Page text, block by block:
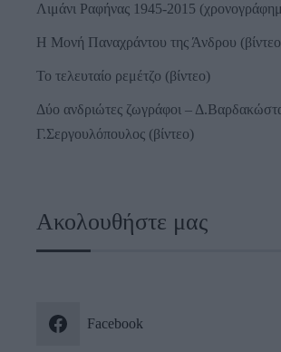
Λιμάνι Ραφήνας 1945-2015
Η Μονή Παναχράντου της Άνδρου
Το τελευταίο ρεμέτζο (βίντεο)
Δύο ανδριώτες ζωγράφοι –
Γ.Σεργουλόπουλος (βίντεο)
Ακολουθήστε μας
Facebook